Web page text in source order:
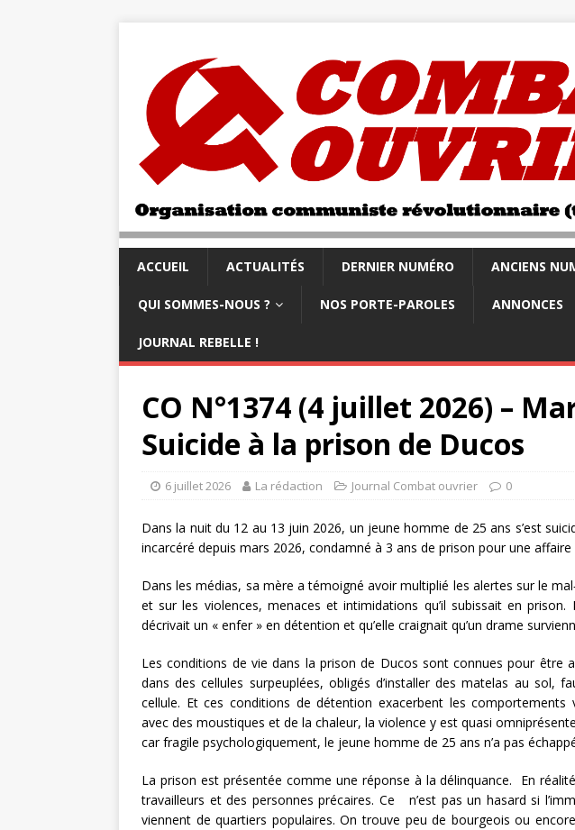
ACCUEIL ACTUALITÉS DERNIER NUMÉRO ANCIENS
QUI SOMMES-NOUS ? NOS PORTE-PAROLES ANNONCES
JOURNAL REBELLE !
CO N°1374 (4 juillet 2026) –
Suicide à la prison de Ducos
6 juillet 2026 La rédaction Journal Combat ouvrier 0
Dans la nuit du 12 au 13 juin 2026, un jeune homme de 25 ans s’est
incarcéré depuis mars 2026, condamné à 3 ans de prison pour une
Dans les médias, sa mère a témoigné avoir multiplié les alertes sur le
et sur les violences, menaces et intimidations qu’il subissait en
décrivait un « enfer » en détention et qu’elle craignait qu’un drame
Les conditions de vie dans la prison de Ducos sont connues pour être
dans des cellules surpeuplées, obligés d’installer des matelas au sol,
cellule. Et ces conditions de détention exacerbent les comportements
avec des moustiques et de la chaleur, la violence y est quasi
car fragile psychologiquement, le jeune homme de 25 ans n’a pas
La prison est présentée comme une réponse à la délinquance. En
travailleurs et des personnes précaires. Ce n’est pas un hasard si
viennent de quartiers populaires. On trouve peu de bourgeois ou